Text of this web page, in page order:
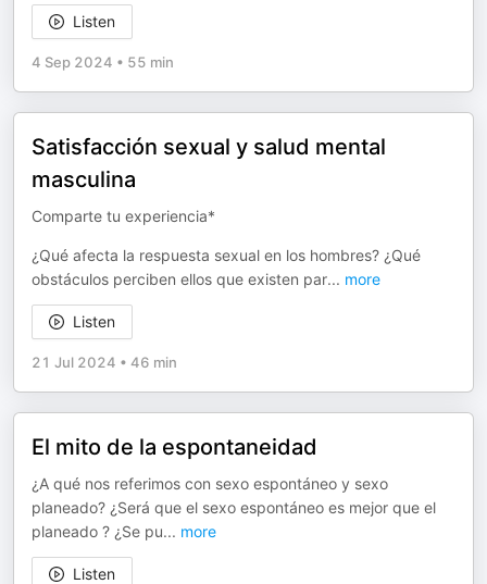
Listen
4 Sep 2024 • 55 min
Satisfacción sexual y salud mental
masculina
Comparte tu experiencia*
¿Qué afecta la respuesta sexual en los hombres? ¿Qué
obstáculos perciben ellos que existen par... more
Listen
21 Jul 2024 • 46 min
El mito de la espontaneidad
¿A qué nos referimos con sexo espontáneo y sexo
planeado? ¿Será que el sexo espontáneo es mejor que el
planeado ? ¿Se pu... more
Listen